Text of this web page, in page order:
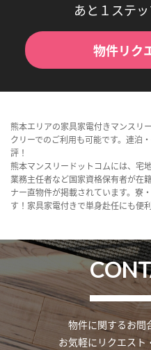
あと１ステ
物件リク
熊本エリアの家具家電付きマンスリ
クリーでのご利用も可能です。連泊
評！
熊本マンスリードットコムには、宅
業務主任者など国家資格保有者が在
ナー直物件が掲載されています。寮
す！家具家電付きで単身赴任にも便利
物件に関するお問
お気軽にリクエスト